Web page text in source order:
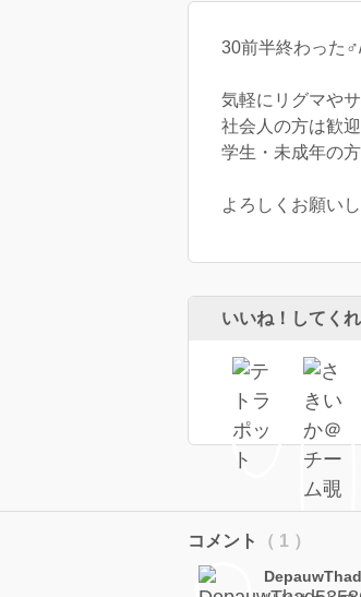
30前半終わった
気軽にリグマや
社会人の方は歓迎
学生・未成年の
よろしくお願いし
いいね！してく
コメント （ 1 ）